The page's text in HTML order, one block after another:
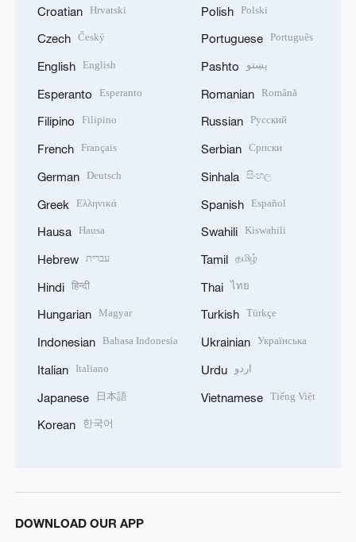
Croatian Hrvatski
Czech Český
English English
Esperanto Esperanto
Filipino Filipino
French Français
German Deutsch
Greek Ελληνικά
Hausa Hausa
Hebrew עברית
Hindi हिन्दी
Hungarian Magyar
Indonesian Bahasa Indonesia
Italian Italiano
Japanese 日本語
Korean 한국어
Polish Polski
Portuguese Português
Pashto پښتو
Romanian Română
Russian Русский
Serbian Српски
Sinhala සිංහල
Spanish Español
Swahili Kiswahili
Tamil தமிழ்
Thai ไทย
Turkish Türkçe
Ukrainian Українська
Urdu اردو
Vietnamese Tiếng Việt
DOWNLOAD OUR APP